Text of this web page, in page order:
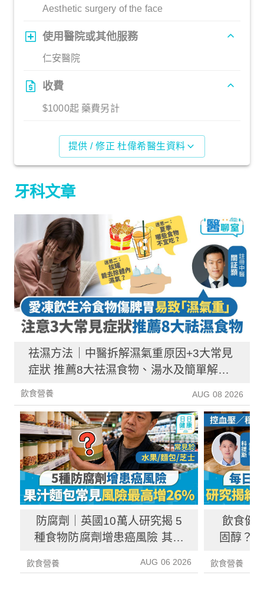
Aesthetic surgery of the face
使用醫院或其他服務
仁安醫院
收費
$1000起 藥費另計
提供 / 修正 杜偉希醫生資料
牙科文章
祛濕方法｜中醫拆解濕氣重原因+3大常見
症狀 推薦8大祛濕食物、湯水及簡單解決
方法！
飲食營養 AUG 08 2026
防腐劑｜英國10萬人研究揭 5
種食物防腐劑增患癌風險 其中
飲食營養 AUG 06 2026
飲食健
固醇？
飲食營養